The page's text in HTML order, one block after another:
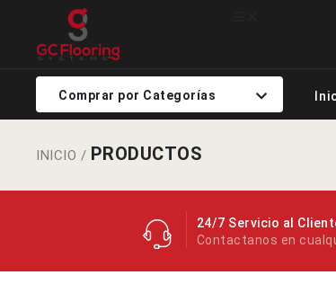
Comprar por Categorías
INICIO / PRODUCTOS
24/7 Servicio al
Contactanos en